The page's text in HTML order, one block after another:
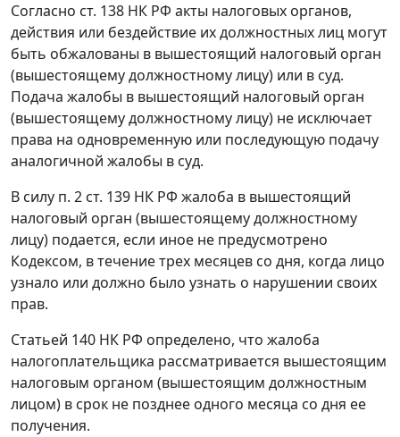
Согласно ст. 138 НК РФ акты налоговых органов,
действия или бездействие их должностных лиц могут
быть обжалованы в вышестоящий налоговый орган
(вышестоящему должностному лицу) или в суд.
Подача жалобы в вышестоящий налоговый орган
(вышестоящему должностному лицу) не исключает
права на одновременную или последующую подачу
аналогичной жалобы в суд.
В силу п. 2 ст. 139 НК РФ жалоба в вышестоящий
налоговый орган (вышестоящему должностному
лицу) подается, если иное не предусмотрено
Кодексом, в течение трех месяцев со дня, когда лицо
узнало или должно было узнать о нарушении своих
прав.
Статьей 140 НК РФ определено, что жалоба
налогоплательщика рассматривается вышестоящим
налоговым органом (вышестоящим должностным
лицом) в срок не позднее одного месяца со дня ее
получения.